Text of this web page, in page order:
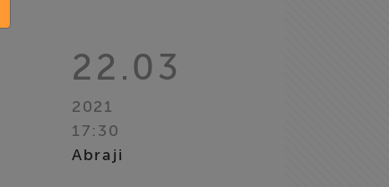
22.03
2021
17:30
Abraji